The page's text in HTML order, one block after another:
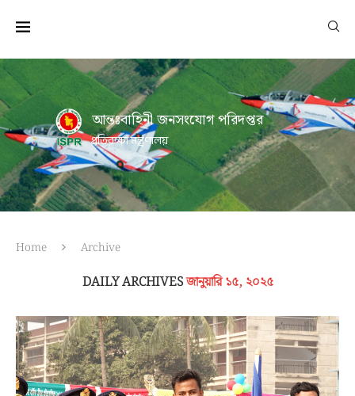
আন্তঃবাহিনী জনসংযোগ পরিদপ্তর
প্রতিরক্ষা মন্ত্রণালয়
Home Archive
DAILY ARCHIVESজানুয়ারি ১৫, ২০২৫